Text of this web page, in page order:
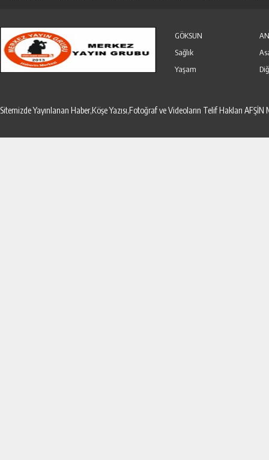
GÖKSUN
Sağlık
Yaşam
Sitemizde Yayınlanan Haber,Köşe Yazısı,Fotoğraf ve Videoların Telif Hakları